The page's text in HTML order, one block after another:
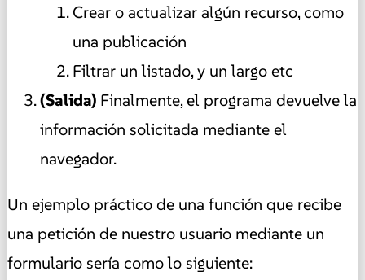
Crear o actualizar algún recurso, como
una publicación
Filtrar un listado, y un largo etc
(Salida) Finalmente, el programa devuelve la
información solicitada mediante el
navegador.
Un ejemplo práctico de una función que recibe
una petición de nuestro usuario mediante un
formulario sería como lo siguiente: